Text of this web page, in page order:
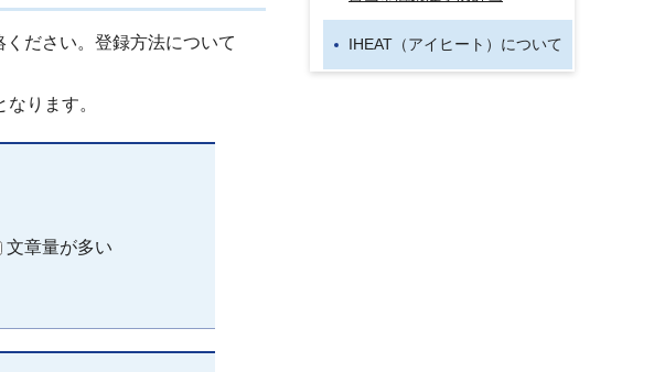
ださい。登録方法について
ります。
文章量が多い
IHEAT（アイヒート）について